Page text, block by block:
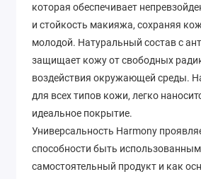
которая обеспечивает
и стойкость макияжа, сохраняя
молодой. Натуральный состав с
защищает кожу от свободных
воздействия окружающей среды.
для всех типов кожи, легко
идеальное покрытие.
Универсальность Harmony
способности быть
самостоятельный продукт и как